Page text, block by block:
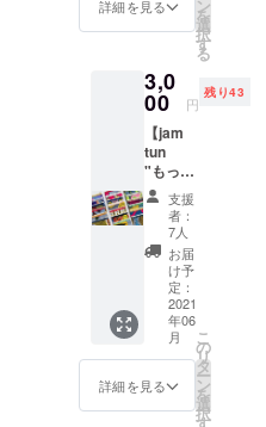
群の収
すさを
備えた
SIRUH
Aのミニ
財布。
９種類
のモ
チーフ
をもと
にした
遊びご
ころあ
ふれる
配色が
魅力の
「イロ
アソ
詳細を見る ン
を
選
択
す
る
3,0
00 円
残り43
【jam
tun
"もった
いな
い"をな
くそ
う。ど
んな柄
が届く
かワク
ワク！
アフリ
カ布の
ミニ財
布】 ●
支援
者：
7人
お届
け予
定：
2021
年06
月
詳細を見る
こ
の
リ
タ
ー
ン
を
選
択